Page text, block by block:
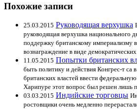
Похожие записи
25.03.2015 Руководящая верхушка
руководящая верхушка национального
поддержку британскому империализму
вознаграждение в виде
11.05.2015 Попытки британских
быть политику и действия Конгрес-т са
британских властей ввести
Харипуре этот вопрос был решен лишь
03.03.2015 Индийские торговцы
ростовщики очень медленно